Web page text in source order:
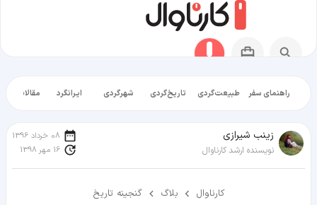
راهنمای سفر طبیعت‌گردی تاریخ‌گردی شهرگردی ایرانگرد مقالات
زينب شيرازی
نویسنده ارشد کارناوال
08 خرداد 1396
16 مهر 1398
کارناوال بلاگ گنجینه تاریخ